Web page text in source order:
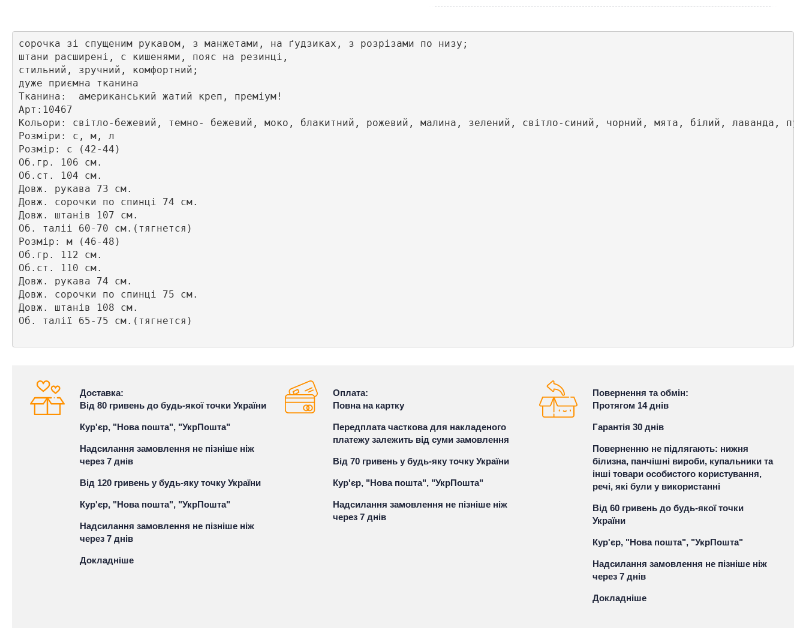
сорочка зі спущеним рукавом, з манжетами, на ґудзиках, з розрізами по низу;
штани расширені, с кишенями, пояс на резинці,
стильний, зручний, комфортний;
дуже приємна тканина
Тканина:  американський жатий креп, преміум!
Арт:10467
Кольори: світло-бежевий, темно- бежевий, моко, блакитний, рожевий, малина, зелений, світло-синий, чорний, мята, білий, лаванда,
Розміри: с, м, л
Розмір: с (42-44)
Об.гр. 106 см.
Об.ст. 104 см.
Довж. рукава 73 см.
Довж. сорочки по спинці 74 см.
Довж. штанів 107 см.
Об. таліі 60-70 см.(тягнется)
Розмір: м (46-48)
Об.гр. 112 см.
Об.ст. 110 см.
Довж. рукава 74 см.
Довж. сорочки по спинці 75 см.
Довж. штанів 108 см.
Об. талії 65-75 см.(тягнется)
Доставка:
Від 80 гривень до будь-якої точки України
Кур'єр, "Нова пошта", "УкрПошта"
Надсилання замовлення не пізніше ніж
через 7 днів
Від 120 гривень у будь-яку точку України
Кур'єр, "Нова пошта", "УкрПошта"
Надсилання замовлення не пізніше ніж
через 7 днів
Докладніше
Оплата:
Повна на картку
Передплата часткова для накладеного
платежу залежить від суми замовлення
Від 70 гривень у будь-яку точку України
Кур'єр, "Нова пошта", "УкрПошта"
Надсилання замовлення не пізніше ніж
через 7 днів
Повернення та обмін:
Протягом 14 днів
Гарантія 30 днів
Поверненню не підлягають: нижня
білизна, панчішні вироби, купальники та
інші товари особистого користування,
речі, які були у використанні
Від 60 гривень до будь-якої точки
України
Кур'єр, "Нова пошта", "УкрПошта"
Надсилання замовлення не пізніше ніж
через 7 днів
Докладніше